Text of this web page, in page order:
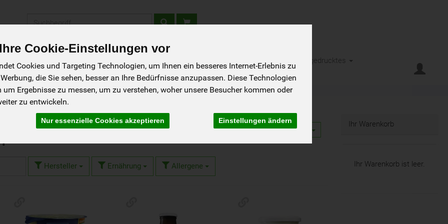
Cookie-Einstellungen vor
Cookies und Targeting Technologien, um Ihnen ein besseres Internet-Erlebnis zu
die Sie sehen, besser an Ihre Bedürfnisse anzupassen. Diese Technologien
Ergebnisse zu messen, um zu verstehen, woher unsere Besucher kommen oder
zu entwickeln.
Nur essenzielle Cookies akzeptieren Einstellungen ändern
- Schnupperkiste Gutscheine Rezepte Kontakt
Kleingedrucktes
Hersteller Ernährung Allergene
Ihr Warenkorb
Ihr Warenkorb ist leer.